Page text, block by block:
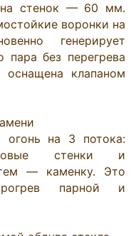
стенок — 60 мм.
воронки на
генерирует
пара без перегрева
клапаном
огонь на 3 потока:
стенки и
— каменку. Это
парной и